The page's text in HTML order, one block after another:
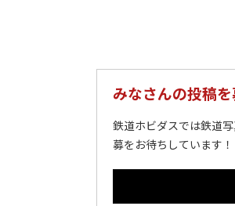
みなさんの投稿
鉄道ホビダスでは鉄道
募をお待ちしています！